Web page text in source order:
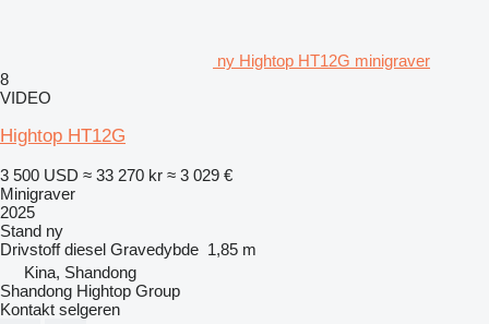
ny Hightop HT12G minigraver
8
VIDEO
Hightop HT12G
3 500 USD ≈ 33 270 kr ≈ 3 029 €
Minigraver
2025
Stand ny
Drivstoff diesel Gravedybde 1,85 m
Kina, Shandong
Shandong Hightop Group
Kontakt selgeren